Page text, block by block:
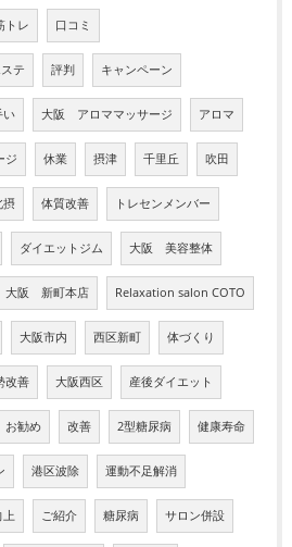
トレ 口コミ
テ 評判 キャンペーン
い 大阪 アロママッサージ アロマ
ジ 休業 摂津 千里丘 吹田
摂 体質改善 トレセンメンバー
ダイエットジム 大阪 美容整体
大阪 新町本店 Relaxation salon COTO
大阪市内 西区新町 体づくり
改善 大阪西区 産後ダイエット
お勧め 改善 2型糖尿病 健康寿命
港区波除 運動不足解消
上 ご紹介 糖尿病 サロン併設